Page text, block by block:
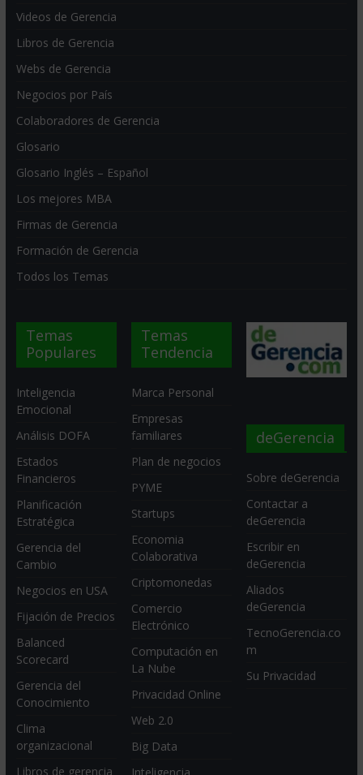
Videos de Gerencia
Libros de Gerencia
Webs de Gerencia
Negocios por País
Colaboradores de Gerencia
Glosario
Glosario Inglés – Español
Los mejores MBA
Firmas de Gerencia
Formación de Gerencia
Todos los Temas
Temas
Populares
Inteligencia
Emocional
Análisis DOFA
Estados
Financieros
Planificación
Estratégica
Gerencia del
Cambio
Negocios en USA
Fijación de Precios
Balanced
Scorecard
Gerencia del
Conocimiento
Clima
organizacional
Libros de gerencia
Temas
Tendencia
Marca Personal
Empresas
familiares
Plan de negocios
PYME
Startups
Economia
Colaborativa
Criptomonedas
Comercio
Electrónico
Computación en
La Nube
Privacidad Online
Web 2.0
Big Data
deGerencia
Sobre deGerencia
Contactar a
deGerencia
Escribir en
deGerencia
Aliados
deGerencia
TecnoGerencia.co
m
Su Privacidad